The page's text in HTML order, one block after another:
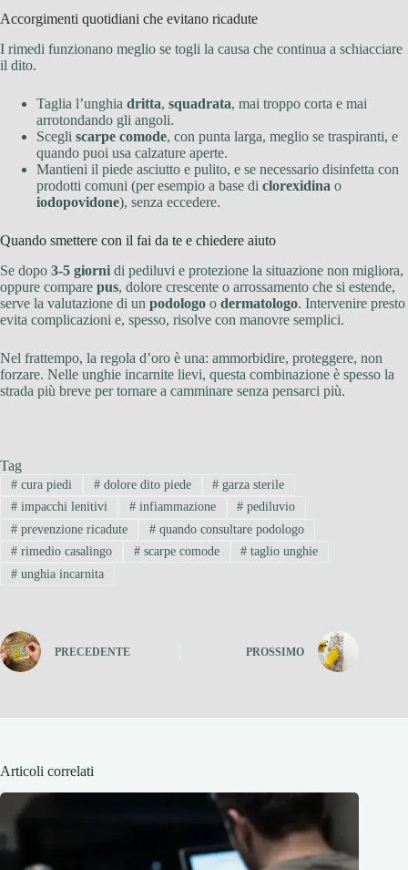
Accorgimenti quotidiani che evitano ricadute
I rimedi funzionano meglio se togli la causa che continua a schiacciare
il dito.
Taglia l’unghia dritta, squadrata, mai troppo corta e mai
arrotondando gli angoli.
Scegli scarpe comode, con punta larga, meglio se traspiranti, e
quando puoi usa calzature aperte.
Mantieni il piede asciutto e pulito, e se necessario disinfetta con
prodotti comuni (per esempio a base di clorexidina o
iodopovidone), senza eccedere.
Quando smettere con il fai da te e chiedere aiuto
Se dopo 3-5 giorni di pediluvi e protezione la situazione non migliora,
oppure compare pus, dolore crescente o arrossamento che si estende,
serve la valutazione di un podologo o dermatologo. Intervenire presto
evita complicazioni e, spesso, risolve con manovre semplici.
Nel frattempo, la regola d’oro è una: ammorbidire, proteggere, non
forzare. Nelle unghie incarnite lievi, questa combinazione è spesso la
strada più breve per tornare a camminare senza pensarci più.
Tag
#cura piedi #dolore dito piede # garza sterile
#impacchi lenitivi #infiammazione # pediluvio
#prevenzione ricadute #quando consultare podologo
#rimedio casalingo #scarpe comode # taglio unghie
#unghia incarnita
PRECEDENTE PROSSIMO
Articoli correlati